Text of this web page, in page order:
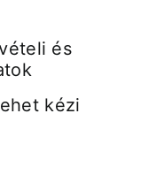
és
kézi